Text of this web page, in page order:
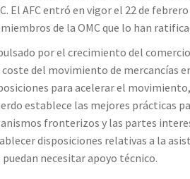
El AFC entró en vigor el 22 de
de la OMC que lo han
por el crecimiento del
coste del movimiento de mercancías
para acelerar el
establece las mejores prácticas
fronterizos y las partes
disposiciones relativas a la
puedan necesitar apoyo técnico.